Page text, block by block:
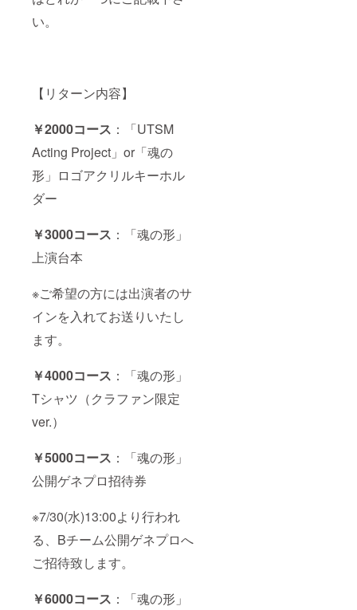
い。
【リターン内容】
￥2000コース ：「UTSM
Acting Project」or「魂の
形」ロゴアクリルキーホル
ダー
￥3000コース ：「魂の形」
上演台本
※ご希望の方には出演者のサ
インを入れてお送りいたし
ます。
￥4000コース ：「魂の形」
Tシャツ（クラファン限定
ver.）
￥5000コース ：「魂の形」
公開ゲネプロ招待券
※7/30(水)13:00より行われ
る、Bチーム公開ゲネプロへ
ご招待致します。
￥6000コース ：「魂の形」